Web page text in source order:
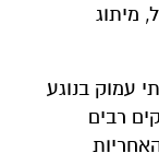
מיתוג
עמוק בנוגע
רבים